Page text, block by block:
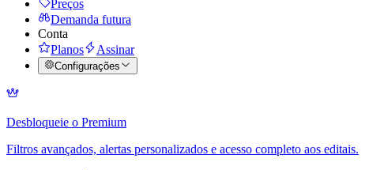
Preços
Demanda futura
Conta
Planos
Assinar
Configurações
Desbloqueie o Premium
Filtros avançados, alertas personalizados e acesso completo aos editais.